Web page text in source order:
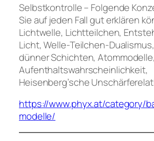
Selbstkontrolle – Folgende
Sie auf jeden Fall gut erklären
Lichtwelle, Lichtteilchen,
Licht, Welle-Teilchen-
dünner Schichten,
Aufenthaltswahrscheinlichkeit,
Heisenberg’sche
https://www.phyx.at/category/
modelle/